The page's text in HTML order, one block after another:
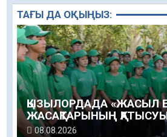
ТАҒЫ ДА ОҚЫҢЫЗ:
ҚЫЗЫЛОРДАДА «ЖАСЫЛ
ЖАСАҚТАРЫНЫҢ
ЭКОЛОГИЯЛЫҚ СЕНБІЛІК
08.08.2026